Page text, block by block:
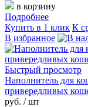
в корзину
Подробнее
Купить в 1 клик К
В избранное
Быстрый просмотр
Наполнитель для
привередливых
руб. / шт